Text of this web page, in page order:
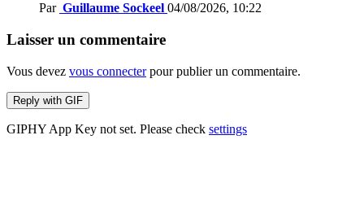
Par Guillaume Sockeel 04/08/2026, 10:22
Laisser un commentaire
Vous devez vous connecterpour publier un commentaire.
Reply with GIF
GIPHY App Key not set. Please check settings